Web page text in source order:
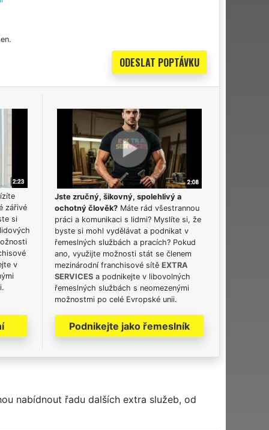
zářivé
si
v
Jste zručný, šikovný, spolehlivý a
ochotný člověk? Máte rád všestrannou
práci a komunikaci s lidmi? Myslíte si, že
byste si mohl vydělávat a podnikat v
řemeslných službách a pracích? Pokud
ano, využijte možnosti stát se členem
mezinárodní franchisové sítě EXTRA
SERVICES a podnikejte v libovolných
řemeslných službách s neomezenými
možnostmi po celé Evropské unii.
Podnikejte jako řemeslník
nabídnout řadu dalších extra služeb, od